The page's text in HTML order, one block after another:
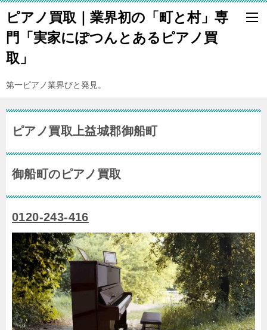
ピアノ買取｜業界初の「町と村」専
門「実家にぽつんとあるピアノ買
取」
第一ピアノ業界びと発見。
ピアノ買取上益城郡御船町
御船町のピアノ買取
0120-243-416